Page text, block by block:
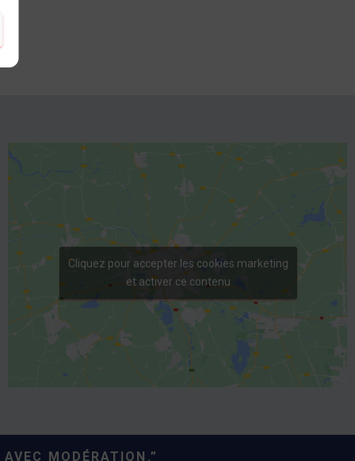
Cliquez pour accepter les cookies marketing
et activer ce contenu
MODÉRATION.”